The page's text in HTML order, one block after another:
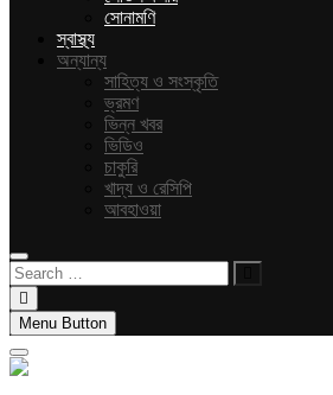
সোনামণি
স্বাস্থ্য
অন্যান্য
সাহিত্য ও সংস্কৃতি
ভ্রমণ
ভিন্ন খবর
ভিডিও
চাকুরি
খাদ্য ও রেসিপি
আবহাওয়া
Search
…
Menu Button